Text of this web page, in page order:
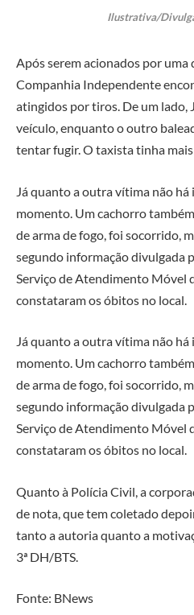
Ilustrativa/
Após serem acionados por uma
Companhia Independente
atingidos por tiros. De um lado,
veículo, enquanto o outro
tentar fugir. O taxista tinha
Já quanto a outra vítima não
momento. Um cachorro
de arma de fogo, foi socorrido,
segundo informação divulgada
Serviço de Atendimento Móvel
constataram os óbitos no local.
Já quanto a outra vítima não há
momento. Um cachorro
de arma de fogo, foi socorrido,
segundo informação divulgada
Serviço de Atendimento Móvel
constataram os óbitos no local.
Quanto à Polícia Civil, a
de nota, que tem coletado
tanto a autoria quanto a
3ª DH/BTS.
Fonte: BNews